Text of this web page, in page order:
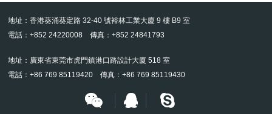
地址：香港葵涌葵定路 32-40 號裕林工業大廈 9 樓 B9 室
電話：+852 24220008 傳真：+852 24841793
地址：廣東省東莞市虎門鎮港口路設計大廈 518 室
電話：+86 769 85119420 傳真：+86 769 85119430